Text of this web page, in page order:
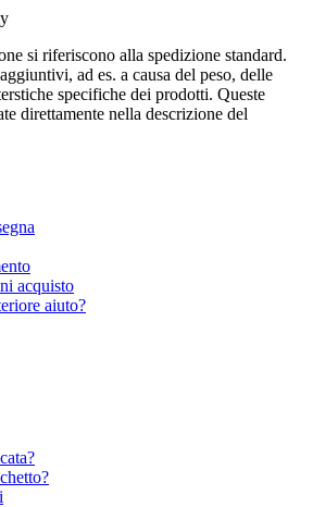
si riferiscono alla spedizione standard.
ad es. a causa del peso, delle
specifiche dei prodotti. Queste
direttamente nella descrizione del
acquisto
aiuto?